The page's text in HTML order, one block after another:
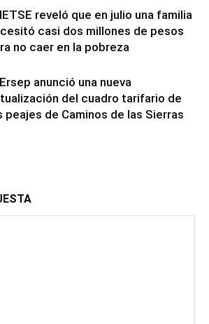
reveló que en julio una familia
casi dos millones de pesos
no caer en la pobreza
anunció una nueva
del cuadro tarifario de
peajes de Caminos de las Sierras